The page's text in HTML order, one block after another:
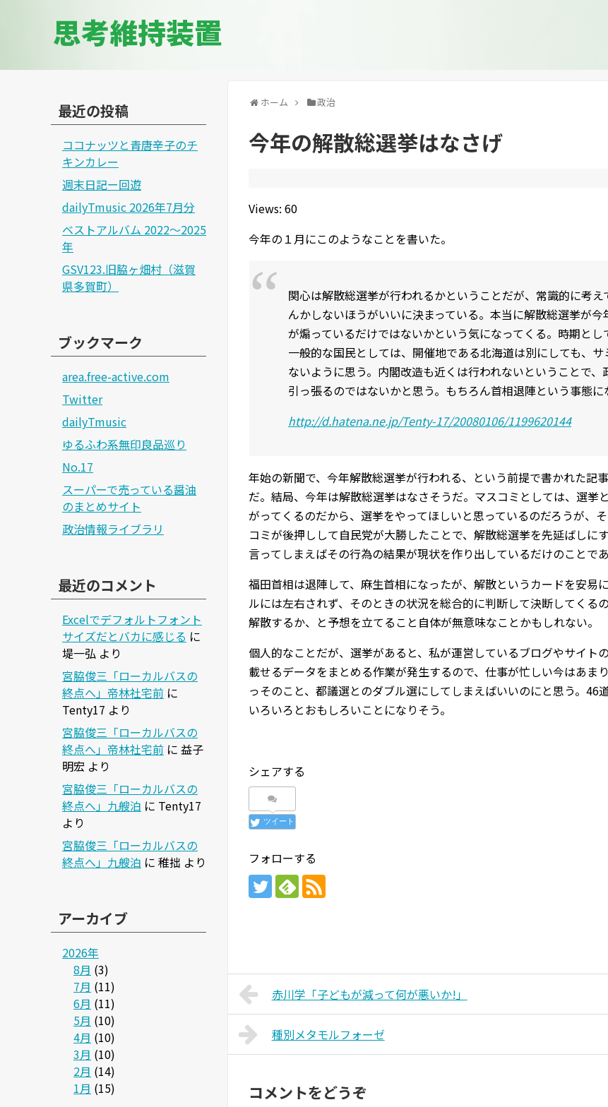
思考維持装置
ホーム 政治
今年の解散総選挙はなさげ
Views: 60
今年の１月にこのようなことを書いた。
関心は解散総選挙が行われるかということだが、常識的に考
んかしないほうがいいに決まっている。本当に解散総選挙が
が煽っているだけではないかという気になってくる。時期とし
一般的な国民としては、開催地である北海道は別にしても、
ないように思う。内閣改造も近くは行われないということで
引っ張るのではないかと思う。もちろん首相退陣という事態に
http://d.hatena.ne.jp/Tenty-17/20080106/1199620144
年始の新聞で、今年解散総選挙が行われる、という前提で書かれた記
だ。結局、今年は解散総選挙はなさそうだ。マスコミとしては、選挙
がってくるのだから、選挙をやってほしいと思っているのだろうが、
コミが後押しして自民党が大勝したことで、解散総選挙を先延ばしに
言ってしまえばその行為の結果が現状を作り出しているだけのことであ
福田首相は退陣して、麻生首相になったが、解散というカードを安易
ルには左右されず、そのときの状況を総合的に判断して決断してくる
解散するか、と予想を立てること自体が無意味なことかもしれない。
個人的なことだが、選挙があると、私が運営しているブログやサイト
載せるデータをまとめる作業が発生するので、仕事が忙しい今はあま
っそのこと、都議選とのダブル選にしてしまえばいいのにと思う。46
いろいろとおもしろいことになりそう。
シェアする
ツイート
フォローする
赤川学「子どもが減って何が悪いか!」
種別メタモルフォーゼ
コメントをどうぞ
最近の投稿
ココナッツと青唐辛子のチ
キンカレー
週末日記ー回遊
dailyTmusic 2026年7月分
ベストアルバム 2022～2025
年
GSV123.旧脇ヶ畑村（滋賀
県多賀町）
ブックマーク
area.free-active.com
Twitter
dailyTmusic
ゆるふわ系無印良品巡り
No.17
スーパーで売っている醤油
のまとめサイト
政治情報ライブラリ
最近のコメント
Excelでデフォルトフォント
サイズだとバカに感じる に
堤一弘 より
宮脇俊三「ローカルバスの
終点へ」帝林社宅前 に
Tenty17 より
宮脇俊三「ローカルバスの
終点へ」帝林社宅前 に 益子
明宏 より
宮脇俊三「ローカルバスの
終点へ」九艘泊 に Tenty17
より
宮脇俊三「ローカルバスの
終点へ」九艘泊 に 稚拙 より
アーカイブ
2026年
8月 (3)
7月 (11)
6月 (11)
5月 (10)
4月 (10)
3月 (10)
2月 (14)
1月 (15)